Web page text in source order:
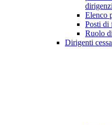
Elenco
Posti di
Ruolo
Dirigenti